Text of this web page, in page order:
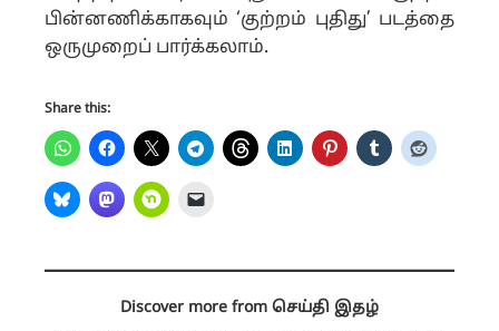
பின்னணிக்காகவும் ‘குற்றம் புதிது’ படத்தை
ஒருமுறைப் பார்க்கலாம்.
Share this:
Discover more from செய்தி இதழ்